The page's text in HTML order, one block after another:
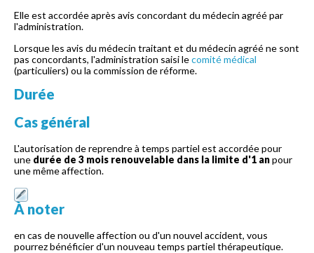
Elle est accordée après avis concordant du médecin agréé par
l'administration.
Lorsque les avis du médecin traitant et du médecin agréé ne sont
pas concordants, l'administration saisi lecomité médical
(particuliers) ou la commission de réforme.
Durée
Cas général
L'autorisation de reprendre à temps partiel est accordée pour
une durée de 3 mois renouvelable dans la limite d'1 anpour
une même affection.
À noter
en cas de nouvelle affection ou d'un nouvel accident, vous
pourrez bénéficier d'un nouveau temps partiel thérapeutique.